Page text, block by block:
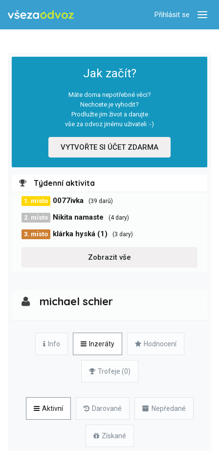
Přihlásit se
Jak začít?
Máte doma nepotřebné věci?
Nechcete je vyhodit?
Prodlužte jim život a darujte
vše za odvoz jinému uživateli :-)
VYTVOŘTE SI ÚČET ZDARMA
Týdenní aktivita
1. místo 0077ivka (39 darů)
2. místo Nikita namaste (4 dary)
3. místo klárka hyská (1) (3 dary)
Zobrazit vše
michael schier
Info Inzeráty Hodnocení
Trofeje (0)
Aktivní Darované Nepředané
Získané